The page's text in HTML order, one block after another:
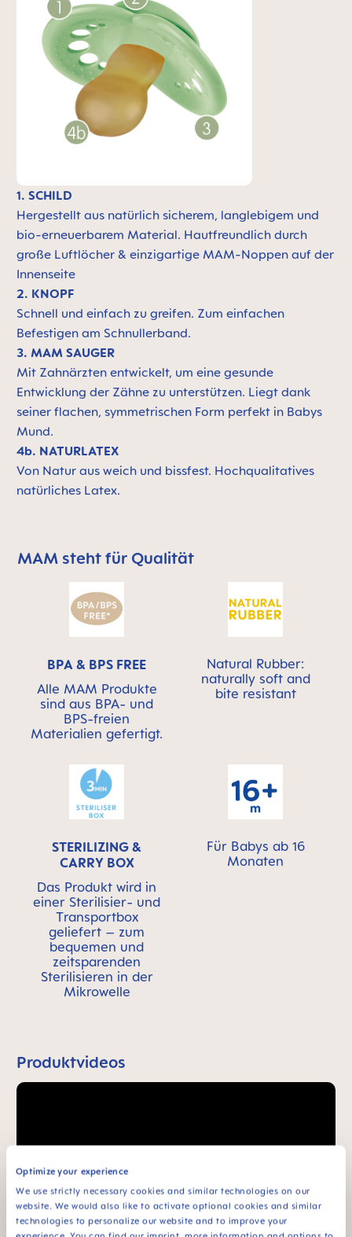
Optimize your experience
We use strictly necessary cookies and similar technologies on our
website. We would also like to activate optional cookies and similar
technologies to personalize our website and to improve your
1. SCHILD
Hergestellt aus natürlich sicherem, langlebigem und
bio-erneuerbarem Material. Hautfreundlich durch
große Luftlöcher & einzigartige MAM-Noppen auf der
Innenseite
2. KNOPF
Schnell und einfach zu greifen. Zum einfachen
Befestigen am Schnullerband.
3. MAM SAUGER
Mit Zahnärzten entwickelt, um eine gesunde
Entwicklung der Zähne zu unterstützen. Liegt dank
seiner flachen, symmetrischen Form perfekt in Babys
Mund.
4b. NATURLATEX
Von Natur aus weich und bissfest. Hochqualitatives
natürliches Latex.
MAM überspringen bedeutet Qualitätssymbolleiste
MAM steht für Qualität
BPA & BPS FREE
Alle MAM Produkte
sind aus BPA- und
BPS-freien
Materialien gefertigt.
Natural Rubber:
naturally soft and
bite resistant
STERILIZING &
CARRY BOX
Das Produkt wird in
einer Sterilisier- und
Transportbox
geliefert – zum
bequemen und
zeitsparenden
Sterilisieren in der
Mikrowelle
Für Babys ab 16
Monaten
Produktvideos